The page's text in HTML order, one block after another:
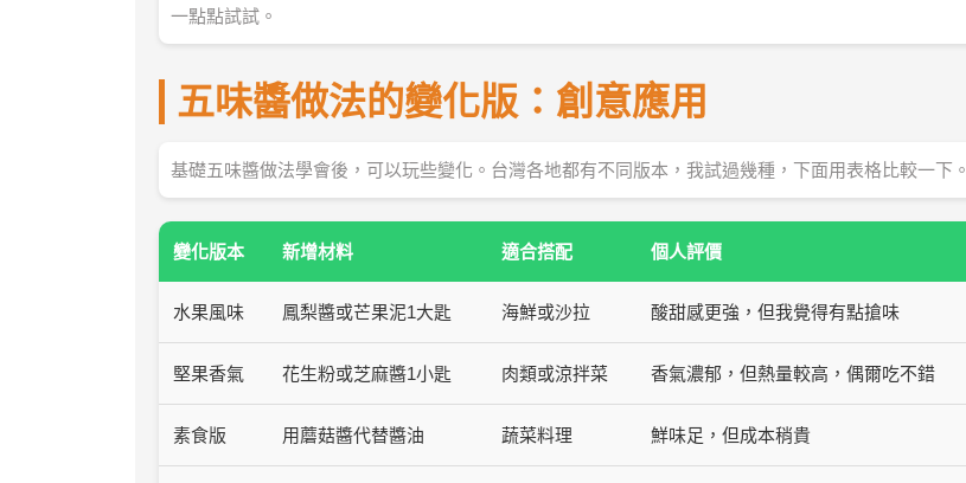
一點點試試。
五味醬做法的變化版：創意應用
基礎五味醬做法學會後，可以玩些變化。台灣各地都有不同版本，我試過幾種，下面用表格比較一下。
變化版本 新增材料 適合搭配 個人評價
水果風味 鳳梨醬或芒果泥1大匙 海鮮或沙拉 酸甜感更強，但我覺得有點搶味
堅果香氣 花生粉或芝麻醬1小匙 肉類或涼拌菜 香氣濃郁，但熱量較高，偶爾吃不錯
素食版 用蘑菇醬代替醬油 蔬菜料理 鮮味足，但成本稍貴